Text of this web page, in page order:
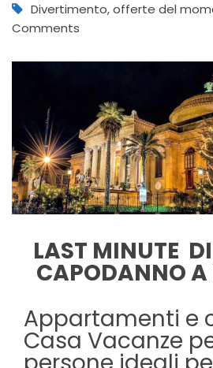
Divertimento,offerte del
Comments
LAST MINUTE
CAPODANNO A
Appartamenti e
Casa Vacanze